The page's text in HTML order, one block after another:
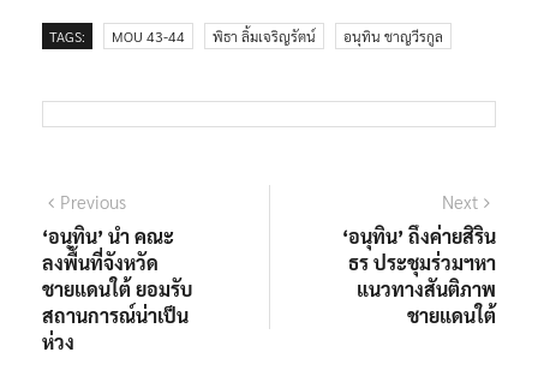
TAGS: MOU 43-44 พิธา ลิ้มเจริญรัตน์ อนุทิน ชาญวีรกูล
แนะแนว
เรื่อง
PreviousPrevious
post:
‘อนุทิน’ นำ คณะ
ลงพื้นที่จังหวัด
ชายแดนใต้ ยอมรับ
สถานการณ์น่าเป็น
ห่วง
Next
post:
‘อนุทิน’ ถึงค่ายสิริน
ธร ประชุมร่วมฯหา
แนวทางสันติภาพ
ชายแดนใต้